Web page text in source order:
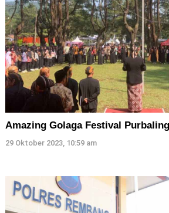
Amazing Golaga Festival
29 Oktober 2023, 10:59 am